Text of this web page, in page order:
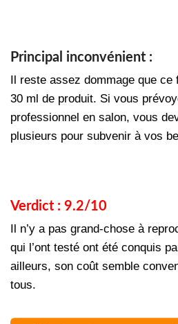
Principal inconvénient :
Il reste assez dommage que ce
30 ml de produit. Si vous
professionnel en salon, vous
plusieurs pour subvenir à vos
Verdict : 9.2/10
Il n’y a pas grand-chose à
qui l’ont testé ont été conquis
ailleurs, son coût semble
tous.